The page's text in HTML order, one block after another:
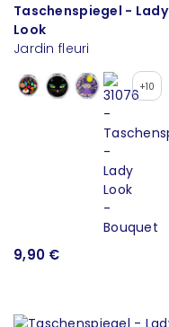
Taschenspiegel - Lady
Look
Jardin fleuri
+10
9,90 €